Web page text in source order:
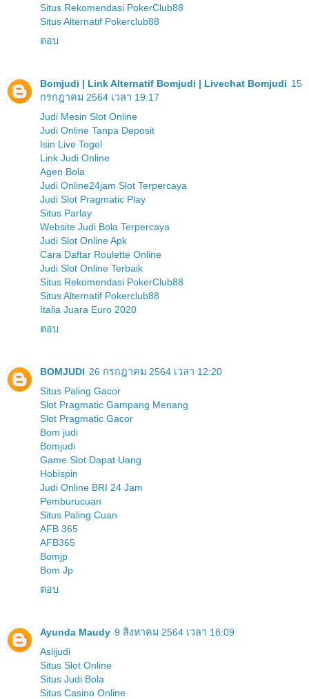
Situs Rekomendasi PokerClub88
Situs Alternatif Pokerclub88
ตอบ
Bomjudi | Link Alternatif Bomjudi | Livechat Bomjudi 15
กรกฎาคม 2564 เวลา 19:17
Judi Mesin Slot Online
Judi Online Tanpa Deposit
Isin Live Togel
Link Judi Online
Agen Bola
Judi Online24jam Slot Terpercaya
Judi Slot Pragmatic Play
Situs Parlay
Website Judi Bola Terpercaya
Judi Slot Online Apk
Cara Daftar Roulette Online
Judi Slot Online Terbaik
Situs Rekomendasi PokerClub88
Situs Alternatif Pokerclub88
Italia Juara Euro 2020
ตอบ
BOMJUDI 26 กรกฎาคม 2564 เวลา 12:20
Situs Paling Gacor
Slot Pragmatic Gampang Menang
Slot Pragmatic Gacor
Bom judi
Bomjudi
Game Slot Dapat Uang
Hobispin
Judi Online BRI 24 Jam
Pemburucuan
Situs Paling Cuan
AFB 365
AFB365
Bomjp
Bom Jp
ตอบ
Ayunda Maudy 9 สิงหาคม 2564 เวลา 18:09
Aslijudi
Situs Slot Online
Situs Judi Bola
Situs Casino Online